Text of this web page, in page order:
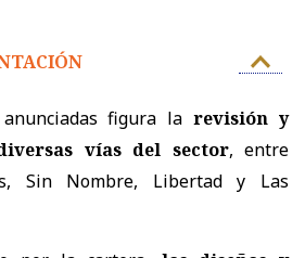
figura larevisión y
vías del sector, entre
Sin Nombre, Libertad y Las